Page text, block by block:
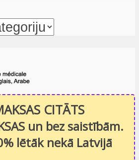
CITĀTS
un bez saistībām.
lētāk nekā Latvijā